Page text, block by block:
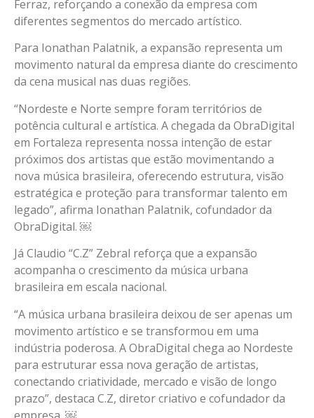
Ferraz, reforçando a conexão da empresa com
diferentes segmentos do mercado artístico.
Para Ionathan Palatnik, a expansão representa um
movimento natural da empresa diante do crescimento
da cena musical nas duas regiões.
“Nordeste e Norte sempre foram territórios de
potência cultural e artística. A chegada da ObraDigital
em Fortaleza representa nossa intenção de estar
próximos dos artistas que estão movimentando a
nova música brasileira, oferecendo estrutura, visão
estratégica e proteção para transformar talento em
legado”, afirma Ionathan Palatnik, cofundador da
ObraDigital. ￼
Já Claudio “C.Z” Zebral reforça que a expansão
acompanha o crescimento da música urbana
brasileira em escala nacional.
“A música urbana brasileira deixou de ser apenas um
movimento artístico e se transformou em uma
indústria poderosa. A ObraDigital chega ao Nordeste
para estruturar essa nova geração de artistas,
conectando criatividade, mercado e visão de longo
prazo”, destaca C.Z, diretor criativo e cofundador da